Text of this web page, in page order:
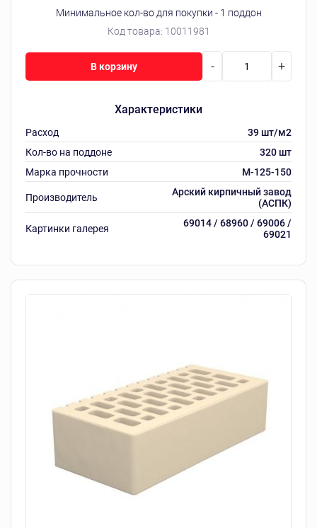
Код товара: 10011981
Минимальное кол-во для покупки - 1 поддон
Характеристики
Расход
39 шт/м2
Кол-во на поддоне
320 шт
Марка прочности
M-125-150
Производитель
Арский кирпичный завод
(АСПК)
Картинки галерея
69014 / 68960 / 69006 /
69021
- +
В корзину